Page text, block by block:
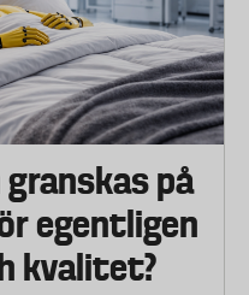
på
egentligen
kvalitet?